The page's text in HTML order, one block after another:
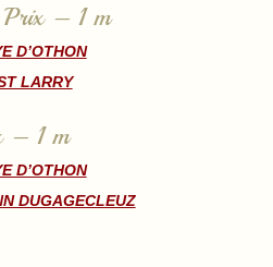
Prix – 1 m
D’OTHON
LARRY
– 1 m
D’OTHON
DUGAGECLEUZ